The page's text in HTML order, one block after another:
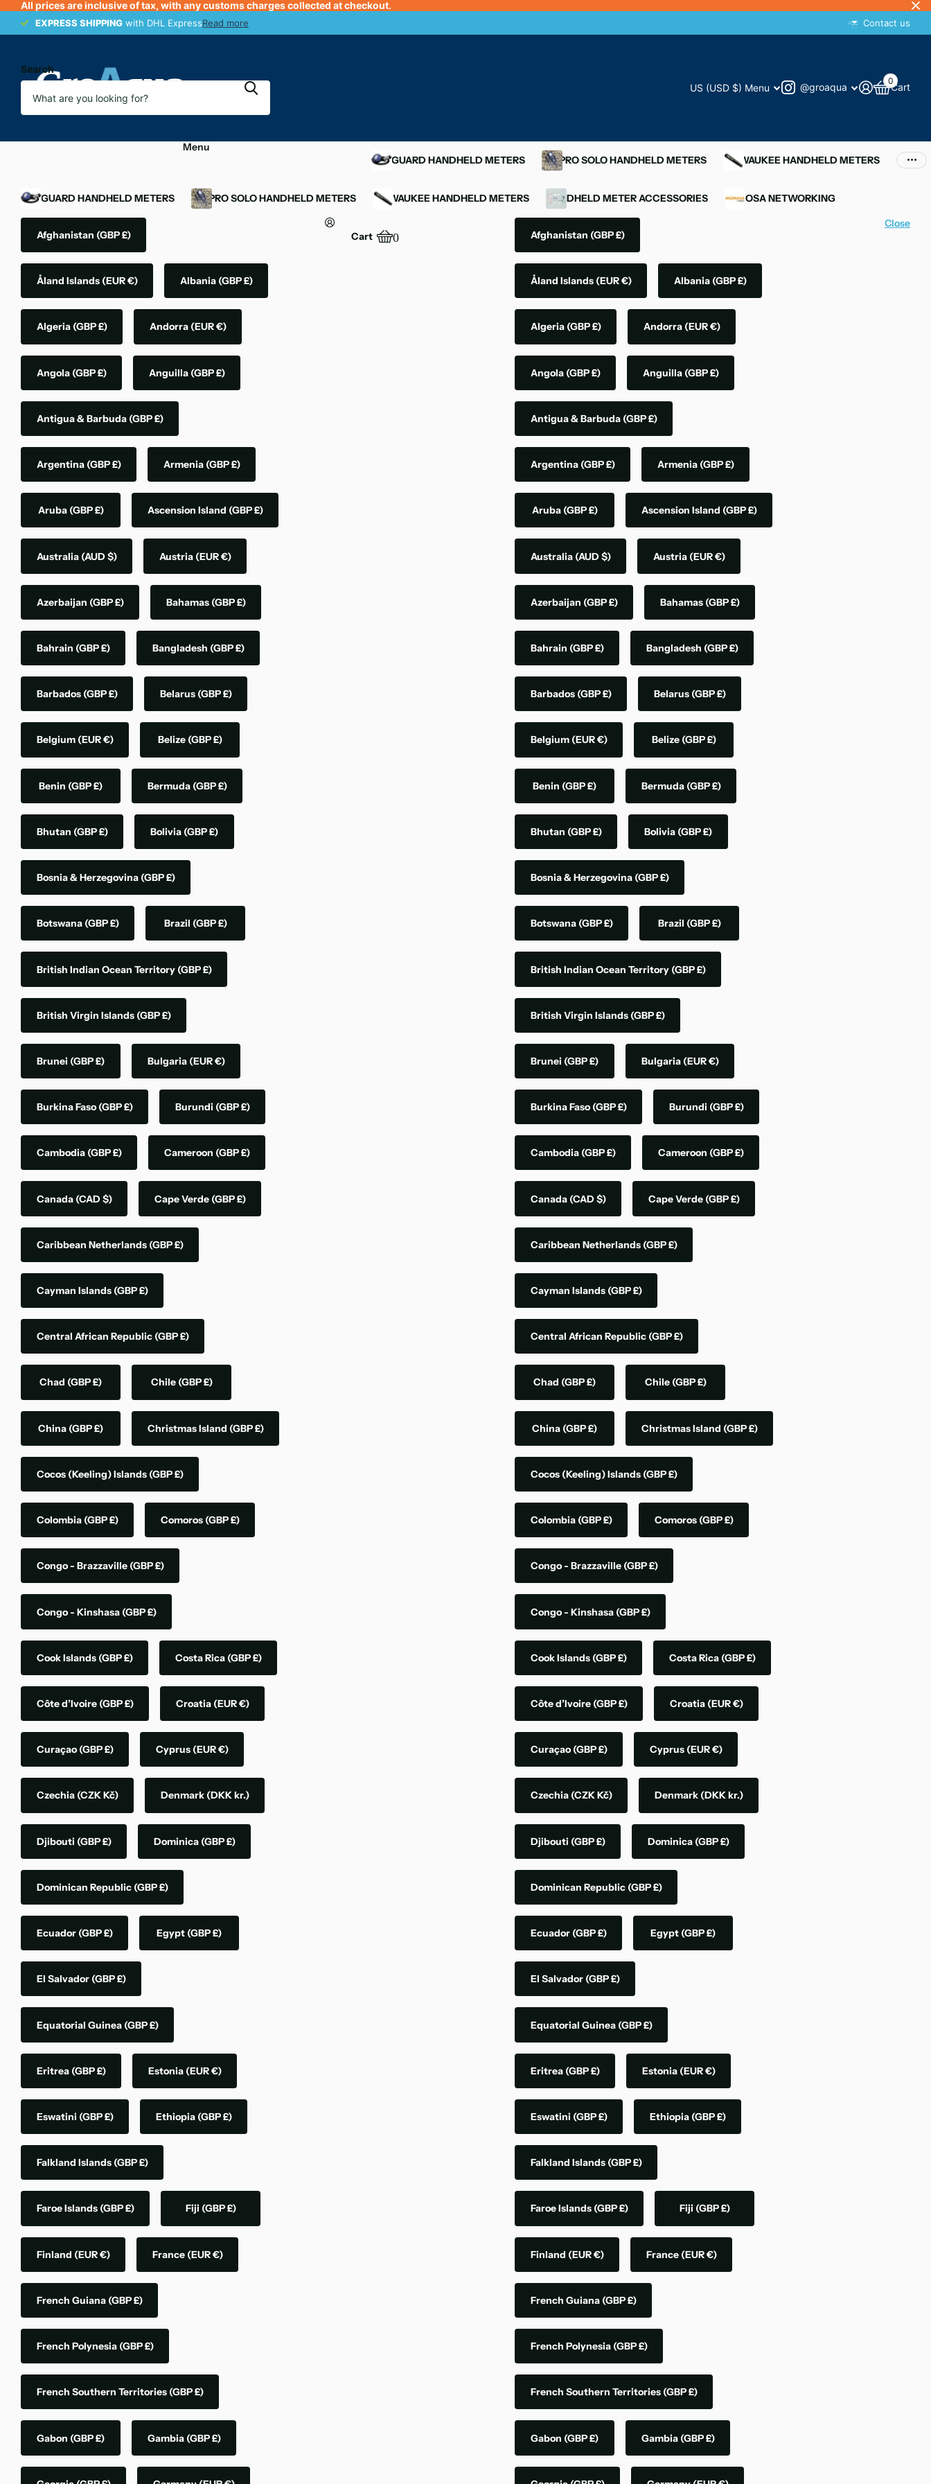
All prices are inclusive of tax, with any customs charges collected at checkout.
EXPRESS SHIPPING with DHL ExpressRead more
EXPRESS SHIPPING Contact us
Search
US (USD $) Menu @groaqua Cart
0
Menu
OXYGUARD HANDHELD METERS
YSI PRO SOLO HANDHELD METERS MILWAUKEE HANDHELD METERS
OXYGUARD HANDHELD METERS YSI PRO SOLO HANDHELD METERS MILWAUKEE HANDHELD METERS HANDHELD METER ACCESSORIES MIMOSA NETWORKING
Afghanistan (GBP £)
Åland Islands (EUR €) Albania (GBP £)
Algeria (GBP £) Andorra (EUR €)
Angola (GBP £) Anguilla (GBP £)
Antigua & Barbuda (GBP £)
Argentina (GBP £) Armenia (GBP £)
Aruba (GBP £) Ascension Island (GBP £)
Australia (AUD $) Austria (EUR €)
Azerbaijan (GBP £) Bahamas (GBP £)
Bahrain (GBP £) Bangladesh (GBP £)
Barbados (GBP £) Belarus (GBP £)
Belgium (EUR €) Belize (GBP £)
Benin (GBP £) Bermuda (GBP £)
Bhutan (GBP £) Bolivia (GBP £)
Bosnia & Herzegovina (GBP £)
Botswana (GBP £) Brazil (GBP £)
British Indian Ocean Territory (GBP £)
British Virgin Islands (GBP £)
Brunei (GBP £) Bulgaria (EUR €)
Burkina Faso(GBP £) Burundi (GBP £)
Cambodia (GBP £) Cameroon (GBP £)
Canada (CAD $) Cape Verde (GBP £)
Caribbean Netherlands (GBP £)
Cayman Islands (GBP £)
Central African Republic (GBP £)
Chad (GBP £) Chile (GBP £)
China (GBP £) Christmas Island (GBP £)
Cocos (Keeling) Islands (GBP £)
Colombia (GBP £) Comoros (GBP £)
Congo - Brazzaville (GBP £)
Congo - Kinshasa (GBP £)
Cook Islands (GBP £) Costa Rica (GBP £)
Côte d’Ivoire (GBP £) Croatia (EUR €)
Curaçao(GBP £) Cyprus (EUR €)
Czechia (CZK Kč) Denmark (DKK kr.)
Djibouti (GBP £) Dominica (GBP £)
Dominican Republic (GBP £)
Ecuador (GBP £) Egypt (GBP £)
El Salvador (GBP £)
Equatorial Guinea (GBP £)
Eritrea (GBP £) Estonia (EUR €)
Eswatini (GBP £) Ethiopia (GBP £)
Falkland Islands (GBP £)
Faroe Islands (GBP £) Fiji (GBP £)
Finland (EUR €) France (EUR €)
French Guiana (GBP £)
French Polynesia (GBP £)
French Southern Territories (GBP £)
Gabon (GBP £) Gambia (GBP £)
Cart 0 Afghanistan (GBP £)
Åland Islands (EUR €) Albania (GBP £)
Algeria (GBP £) Andorra (EUR €)
Angola (GBP £) Anguilla (GBP £)
Antigua & Barbuda (GBP £)
Argentina (GBP £) Armenia (GBP £)
Aruba (GBP £) Ascension Island (GBP £)
Australia (AUD $) Austria (EUR €)
Azerbaijan (GBP £) Bahamas (GBP £)
Bahrain (GBP £) Bangladesh (GBP £)
Barbados (GBP £) Belarus (GBP £)
Belgium (EUR €) Belize (GBP £)
Benin (GBP £) Bermuda (GBP £)
Bhutan (GBP £) Bolivia (GBP £)
Bosnia & Herzegovina (GBP £)
Botswana (GBP £) Brazil (GBP £)
British Indian Ocean Territory (GBP £)
British Virgin Islands (GBP £)
Brunei (GBP £) Bulgaria (EUR €)
Burkina Faso(GBP £) Burundi (GBP £)
Cambodia (GBP £) Cameroon (GBP £)
Canada (CAD $) Cape Verde (GBP £)
Caribbean Netherlands (GBP £)
Cayman Islands (GBP £)
Central African Republic (GBP £)
Chad (GBP £) Chile (GBP £)
China (GBP £) Christmas Island (GBP £)
Cocos (Keeling) Islands (GBP £)
Colombia (GBP £) Comoros (GBP £)
Congo - Brazzaville (GBP £)
Congo - Kinshasa (GBP £)
Cook Islands (GBP £) Costa Rica (GBP £)
Côte d’Ivoire (GBP £) Croatia (EUR €)
Curaçao(GBP £) Cyprus (EUR €)
Czechia (CZK Kč) Denmark (DKK kr.)
Djibouti (GBP £) Dominica (GBP £)
Dominican Republic (GBP £)
Ecuador (GBP £) Egypt (GBP £)
El Salvador (GBP £)
Equatorial Guinea (GBP £)
Eritrea (GBP £) Estonia (EUR €)
Eswatini (GBP £) Ethiopia (GBP £)
Falkland Islands (GBP £)
Faroe Islands (GBP £) Fiji (GBP £)
Finland (EUR €) France (EUR €)
French Guiana (GBP £)
French Polynesia (GBP £)
French Southern Territories (GBP £)
Gabon (GBP £) Gambia (GBP £)
Close